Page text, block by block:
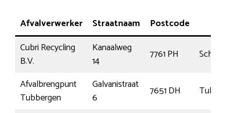
Afvalverwerker Straatnaam Postcode
Cubri Recycling
B.V.
Kanaalweg
14
7761 PH
Afvalbrengpunt
Tubbergen
Galvanistraat
6
7651 DH